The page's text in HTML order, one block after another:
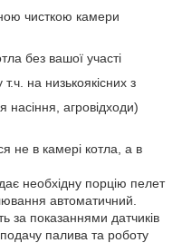
чисткою камери
без вашої участі
на низькоякісних з
агровідходи)
не в камері котла, а в
необхідну порцію пелет
автоматичний.
за показаннями датчиків
палива та роботу